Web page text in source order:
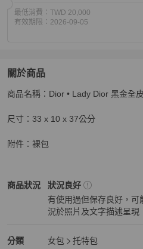
最低消費： TWD 20,000
有效期限： 2026-09-05
關於商品
關於Dior • Lady Dior 黑金全皮
商品名稱：Dior • Lady Dior 黑金全
尺寸：33 x 10 x 37公分
附件：裸包
商品狀況
Dior女包商品狀態與細節
狀況良好
有使用過但保存良好，
況於照片及文字描述呈現
分類
Dior女包 分類資訊
女包
托特包